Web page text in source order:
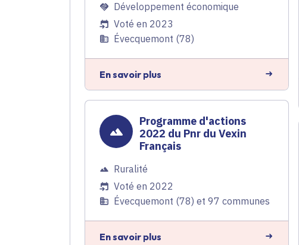
Développement économique
Voté en 2023
Évecquemont (78)
En savoir plus
Programme d'actions
2022 du Pnr du Vexin
Français
Ruralité
Voté en 2022
Évecquemont (78) et 97 communes
En savoir plus